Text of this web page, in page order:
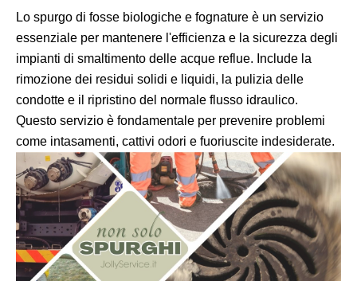
Lo spurgo di fosse biologiche e fognature è un servizio
essenziale per mantenere l'efficienza e la sicurezza degli
impianti di smaltimento delle acque reflue. Include la
rimozione dei residui solidi e liquidi, la pulizia delle
condotte e il ripristino del normale flusso idraulico.
Questo servizio è fondamentale per prevenire problemi
come intasamenti, cattivi odori e fuoriuscite indesiderate.